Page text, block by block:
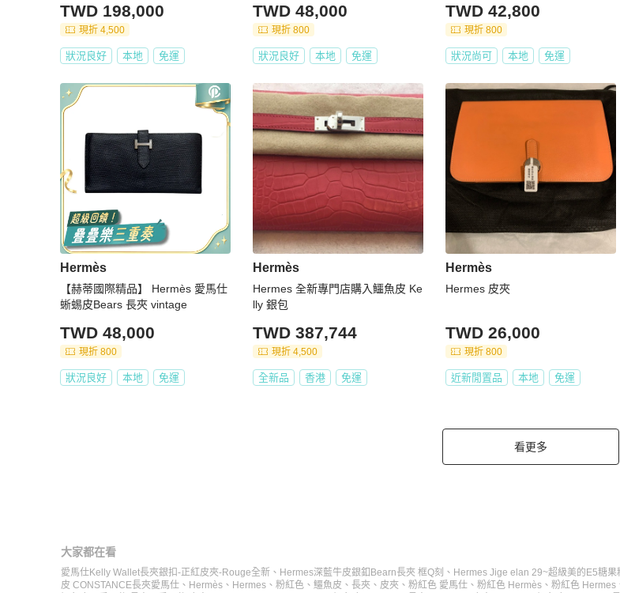
TWD 198,000
現折 4,500
狀況良好 本地 免運
TWD 48,000
現折 800
狀況良好 本地 免運
TWD 42,800
現折 800
狀況尚可 本地 免運
Hermès
【赫蒂國際精品】 Hermès 愛馬仕
蜥蜴皮Bears 長夾 vintage
TWD 48,000
現折 800
狀況良好 本地 免運
Hermès
Hermes 全新專門店購入鱷魚皮 Ke
lly 銀包
TWD 387,744
現折 4,500
全新品 香港 免運
Hermès
Hermes 皮夾
TWD 26,000
現折 800
近新閒置品 本地 免運
看更多
大家都在看
愛馬仕Kelly Wallet長夾銀扣-正紅皮夾-Rouge全新 、 Hermes深藍牛皮銀釦Bearn長夾 框Q刻 、 Hermes Jige elan 29~超級美的E5糖果
皮 CONSTANCE長夾愛馬仕 、 Hermès 、 Hermes 、 粉紅色 、 鱷魚皮 、 長夾 、 皮夾 、 粉紅色 愛馬仕 、 粉紅色 Hermès 、 粉紅色 Hermes